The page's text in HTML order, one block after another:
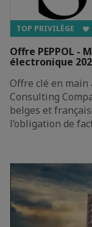
TOP PRIVILÈGE
Offre PEPPOL
électronique
Offre clé en main
Consulting
belges et
l’obligation de